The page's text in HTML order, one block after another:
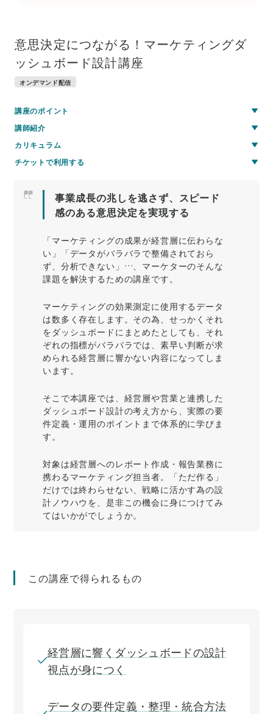
事業成長の兆しを逃さず、スピード
感のある意思決定を実現する
「マーケティングの成果が経営層に伝わらな
い」「データがバラバラで整備されておら
ず、分析できない」…、マーケターのそんな
課題を解決するための講座です。
マーケティングの効果測定に使用するデータ
は数多く存在します。その為、せっかくそれ
をダッシュボードにまとめたとしても、それ
ぞれの指標がバラバラでは、素早い判断が求
められる経営層に響かない内容になってしま
います。
そこで本講座では、経営層や営業と連携した
ダッシュボード設計の考え方から、実際の要
件定義・運用のポイントまで体系的に学びま
す。
対象は経営層へのレポート作成・報告業務に
携わるマーケティング担当者。「ただ作る」
だけでは終わらせない、戦略に活かす為の設
計ノウハウを、是非この機会に身につけてみ
てはいかがでしょうか。
この講座で得られるもの
経営層に響くダッシュボードの設計
視点が身につく
データの要件定義・整理・統合方法
意思決定につながる！マーケティングダ
ッシュボード設計講座
オンデマンド配信
講座のポイント
講師紹介
カリキュラム
チケットで利用する